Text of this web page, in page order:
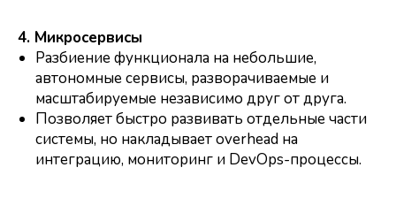
4. Микросервисы
Разбиение функционала на небольшие,
автономные сервисы, разворачиваемые и
масштабируемые независимо друг от друга.
Позволяет быстро развивать отдельные части
системы, но накладывает overhead на
интеграцию, мониторинг и DevOps-процессы.